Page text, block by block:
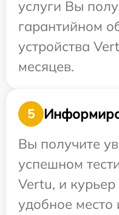
услуги Вы
гарантийном
устройства
месяцев.
5
Вы получите
успешном
Vertu, и курьер
удобное место